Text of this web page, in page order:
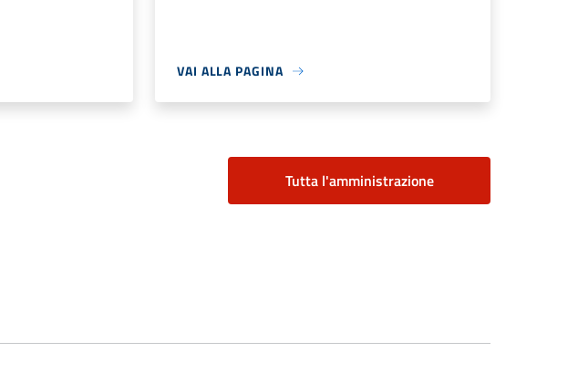
VAI ALLA PAGINA
Tutta l'amministrazione